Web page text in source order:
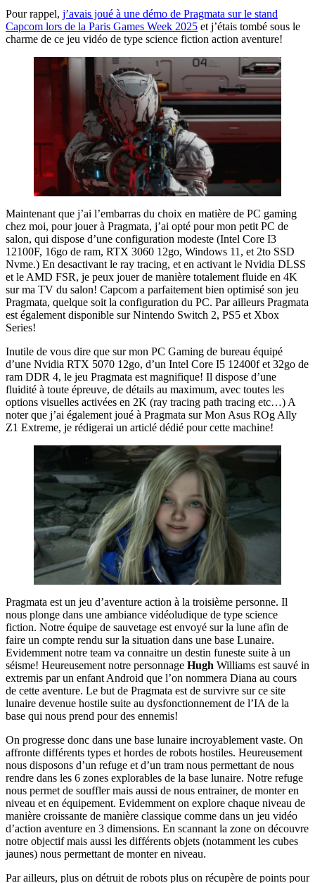
Pour rappel, j’avais joué à une démo de Pragmata sur le stand
Capcom lors de la Paris Games Week 2025 et j’étais tombé sous le
charme de ce jeu vidéo de type science fiction action aventure!
Maintenant que j’ai l’embarras du choix en matière de PC gaming
chez moi, pour jouer à Pragmata, j’ai opté pour mon petit PC de
salon, qui dispose d’une configuration modeste (Intel Core I3
12100F, 16go de ram, RTX 3060 12go, Windows 11, et 2to SSD
Nvme.) En desactivant le ray tracing, et en activant le Nvidia DLSS
et le AMD FSR, je peux jouer de manière totalement fluide en 4K
sur ma TV du salon! Capcom a parfaitement bien optimisé son jeu
Pragmata, quelque soit la configuration du PC. Par ailleurs Pragmata
est également disponible sur Nintendo Switch 2, PS5 et Xbox
Series!
Inutile de vous dire que sur mon PC Gaming de bureau équipé
d’une Nvidia RTX 5070 12go, d’un Intel Core I5 12400f et 32go de
ram DDR 4, le jeu Pragmata est magnifique! Il dispose d’une
fluidité à toute épreuve, de détails au maximum, avec toutes les
options visuelles activées en 2K (ray tracing path tracing etc…) A
noter que j’ai également joué à Pragmata sur Mon Asus ROg Ally
Z1 Extreme, je rédigerai un articlé dédié pour cette machine!
Pragmata est un jeu d’aventure action à la troisième personne. Il
nous plonge dans une ambiance vidéoludique de type science
fiction. Notre équipe de sauvetage est envoyé sur la lune afin de
faire un compte rendu sur la situation dans une base Lunaire.
Evidemment notre team va connaitre un destin funeste suite à un
séisme! Heureusement notre personnage Hugh Williams est sauvé in
extremis par un enfant Android que l’on nommera Diana au cours
de cette aventure. Le but de Pragmata est de survivre sur ce site
lunaire devenue hostile suite au dysfonctionnement de l’IA de la
base qui nous prend pour des ennemis!
On progresse donc dans une base lunaire incroyablement vaste. On
affronte différents types et hordes de robots hostiles. Heureusement
nous disposons d’un refuge et d’un tram nous permettant de nous
rendre dans les 6 zones explorables de la base lunaire. Notre refuge
nous permet de souffler mais aussi de nous entrainer, de monter en
niveau et en équipement. Evidemment on explore chaque niveau de
manière croissante de manière classique comme dans un jeu vidéo
d’action aventure en 3 dimensions. En scannant la zone on découvre
notre objectif mais aussi les différents objets (notamment les cubes
jaunes) nous permettant de monter en niveau.
Par ailleurs, plus on détruit de robots plus on récupère de points pour